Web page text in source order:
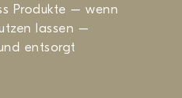
Produkte – wenn
lassen –
entsorgt